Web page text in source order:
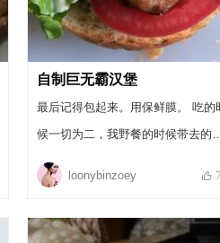
自制巨无霸汉堡
最后记得包起来。用保鲜膜。 吃的
候一切为二，我野餐的时候带去的
一致好评哦！
loonybinzoey